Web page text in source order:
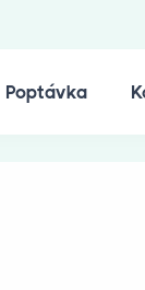
Poptávka